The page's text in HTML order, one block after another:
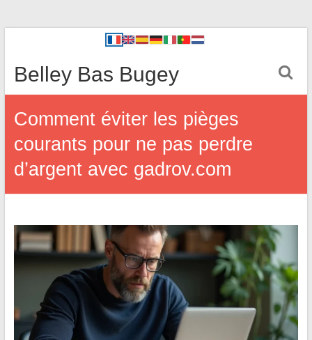
Belley Bas Bugey
Comment éviter les pièges
courants pour ne pas perdre
d’argent avec gadrov.com